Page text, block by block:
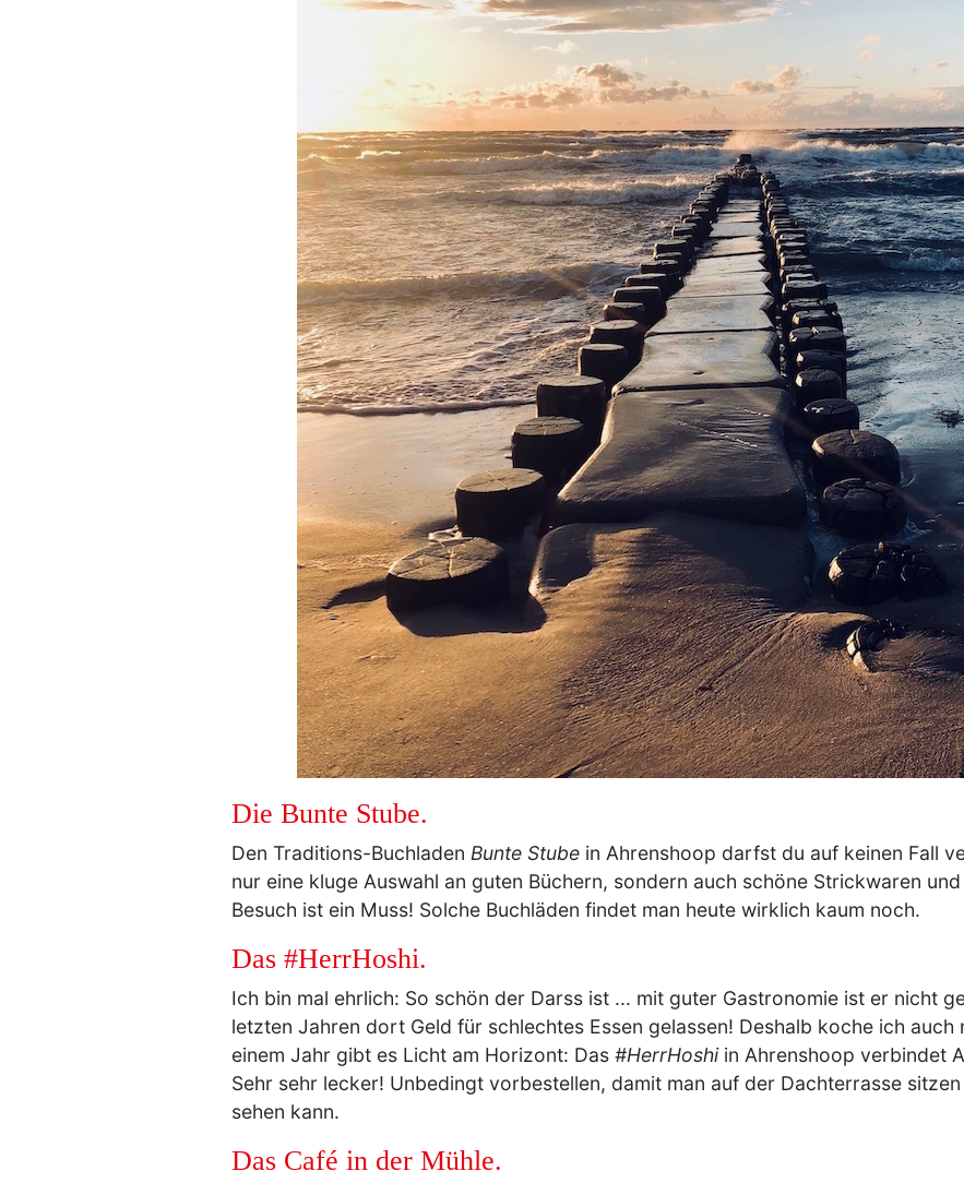
Die Bunte Stube.
Den Traditions-Buchladen Bunte Stube in Ahrenshoop darfst du auf keinen Fall
nur eine kluge Auswahl an guten Büchern, sondern auch schöne Strickwaren
Besuch ist ein Muss! Solche Buchläden findet man heute wirklich kaum noch.
Das #HerrHoshi.
Ich bin mal ehrlich: So schön der Darss ist ... mit guter Gastronomie ist er nicht
letzten Jahren dort Geld für schlechtes Essen gelassen! Deshalb koche ich auch
einem Jahr gibt es Licht am Horizont: Das #HerrHoshiin Ahrenshoop verbindet
Sehr sehr lecker! Unbedingt vorbestellen, damit man auf der Dachterrasse
sehen kann.
Das Café in der Mühle.